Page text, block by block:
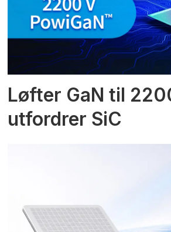
Løfter GaN til
utfordrer SiC